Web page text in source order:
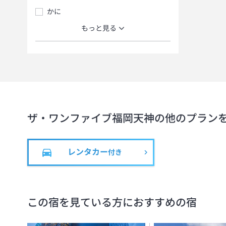
かに
もっと見る
ザ・ワンファイブ福岡天神の他のプラン
レンタカー付き
この宿を見ている方におすすめの宿